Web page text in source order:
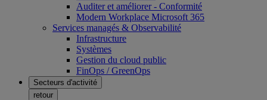
Auditer et améliorer - Conformité
Modern Workplace Microsoft 365
Services managés & Observabilité
Infrastructure
Systèmes
Gestion du cloud public
FinOps / GreenOps
Secteurs d'activité
retour